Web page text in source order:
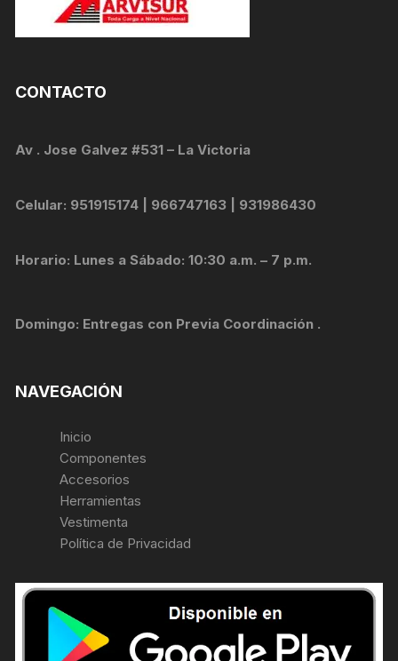
CONTACTO
Av . Jose Galvez #531 – La Victoria
Celular: 951915174 | 966747163 | 931986430
Horario: Lunes a Sábado: 10:30 a.m. – 7 p.m.
Domingo: Entregas con Previa Coordinación .
NAVEGACIÓN
Inicio
Componentes
Accesorios
Herramientas
Vestimenta
Política de Privacidad